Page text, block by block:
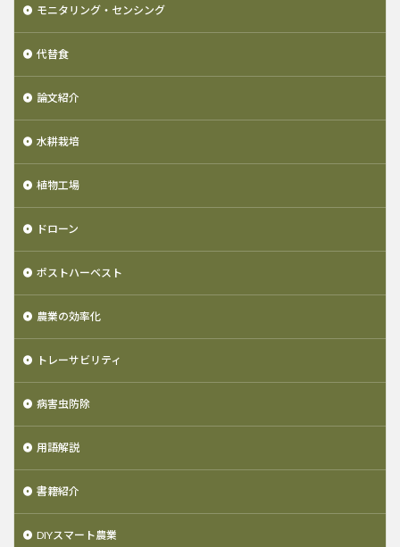
モニタリング・センシング
代替食
論文紹介
水耕栽培
植物工場
ドローン
ポストハーベスト
農業の効率化
トレーサビリティ
病害虫防除
用語解説
書籍紹介
DIYスマート農業